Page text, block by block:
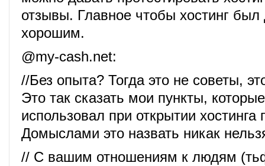
отзывы. Главное чтобы хостинг был
хорошим.
@my-cash.net:
//Без опыта? Тогда это не советы,
Это так сказать мои пункты,
использовал при открытии хостинга
Домыслами это назвать никак
// С вашим отношениям к людям